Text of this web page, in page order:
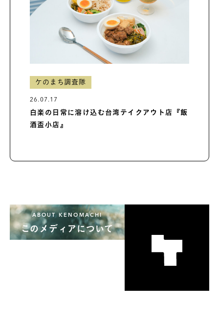
ケのまち調査隊
26.07.17
白楽の日常に溶け込む台湾テイクアウト店『飯
酒盃小店』
ABOUT KENOMACHI
このメディアについて